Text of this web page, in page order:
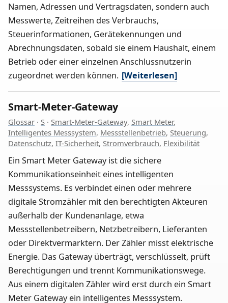
Namen, Adressen und Vertragsdaten, sondern auch
Messwerte, Zeitreihen des Verbrauchs,
Steuerinformationen, Gerätekennungen und
Abrechnungsdaten, sobald sie einem Haushalt, einem
Betrieb oder einer einzelnen Anschlussnutzerin
zugeordnet werden können. [Weiterlesen]
Smart-Meter-Gateway
Glossar · S · Smart-Meter-Gateway, Smart Meter,
Intelligentes Messsystem, Messstellenbetrieb, Steuerung,
Datenschutz, IT-Sicherheit, Stromverbrauch, Flexibilität
Ein Smart Meter Gateway ist die sichere
Kommunikationseinheit eines intelligenten
Messsystems. Es verbindet einen oder mehrere
digitale Stromzähler mit den berechtigten Akteuren
außerhalb der Kundenanlage, etwa
Messstellenbetreibern, Netzbetreibern, Lieferanten
oder Direktvermarktern. Der Zähler misst elektrische
Energie. Das Gateway überträgt, verschlüsselt, prüft
Berechtigungen und trennt Kommunikationswege.
Aus einem digitalen Zähler wird erst durch ein Smart
Meter Gateway ein intelligentes Messsystem.